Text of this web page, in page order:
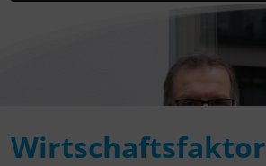
Wirtschaftsfaktor